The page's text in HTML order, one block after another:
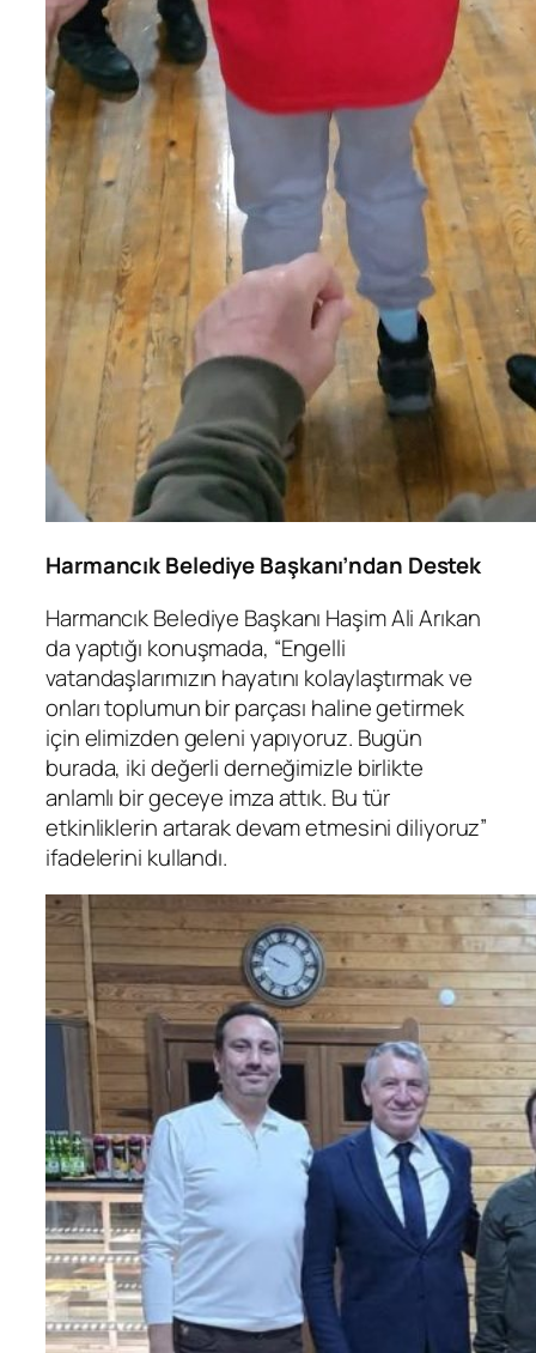
Harmancık Belediye Başkanı’ndan Destek
Harmancık Belediye Başkanı Haşim Ali Arıkan
da yaptığı konuşmada, “Engelli
vatandaşlarımızın hayatını kolaylaştırmak ve
onları toplumun bir parçası haline getirmek
için elimizden geleni yapıyoruz. Bugün
burada, iki değerli derneğimizle birlikte
anlamlı bir geceye imza attık. Bu tür
etkinliklerin artarak devam etmesini diliyoruz”
ifadelerini kullandı.